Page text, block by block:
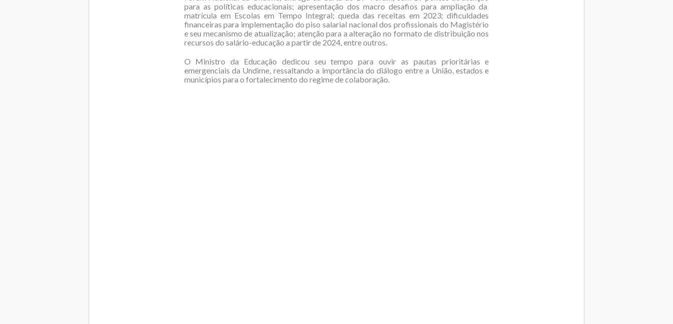
para as políticas educacionais; apresentação dos macro desafios para ampliação da
matrícula em Escolas em Tempo Integral; queda das receitas em 2023; dificuldades
financeiras para implementação do piso salarial nacional dos profissionais do Magistério
e seu mecanismo de atualização; atenção para a alteração no formato de distribuição nos
recursos do salário-educação a partir de 2024, entre outros.
O Ministro da Educação dedicou seu tempo para ouvir as pautas prioritárias e
emergenciais da Undime, ressaltando a importância do diálogo entre a União, estados e
municípios para o fortalecimento do regime de colaboração.